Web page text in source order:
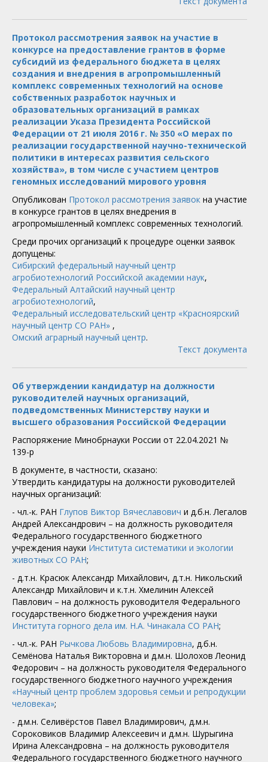
Протокол рассмотрения заявок на участие в
конкурсе на предоставление грантов в форме
субсидий из федерального бюджета в целях
создания и внедрения в агропромышленный
комплекс современных технологий на основе
собственных разработок научных и
образовательных организаций в рамках
реализации Указа Президента Российской
Федерации от 21 июля 2016 г. № 350 «О мерах по
реализации государственной научно-технической
политики в интересах развития сельского
хозяйства», в том числе с участием центров
геномных исследований мирового уровня
Опубликован Протокол рассмотрения заявок на участие
в конкурсе грантов в целях внедрения в
агропромышленный комплекс современных технологий.
Среди прочих организаций к процедуре оценки заявок
допущены:
Сибирский федеральный научный центр
агробиотехнологий Российской академии наук,
Федеральный Алтайский научный центр
агробиотехнологий,
Федеральный исследовательский центр «Красноярский
научный центр СО РАН» ,
Омский аграрный научный центр.
Текст документа
Об утверждении кандидатур на должности
руководителей научных организаций,
подведомственных Министерству науки и
высшего образования Российской Федерации
Распоряжение Минобрнауки России от 22.04.2021 №
139-р
В документе, в частности, сказано:
Утвердить кандидатуры на должности руководителей
научных организаций:
- чл.-к. РАН Глупов Виктор Вячеславович и д.б.н. Легалов
Андрей Александрович – на должность руководителя
Федерального государственного бюджетного
учреждения науки Института систематики и экологии
животных СО РАН;
- д.т.н. Красюк Александр Михайлович, д.т.н. Никольский
Александр Михайлович и к.т.н. Хмелинин Алексей
Павлович – на должность руководителя Федерального
государственного бюджетного учреждения науки
Института горного дела им. Н.А. Чинакала СО РАН;
- чл.-к. РАН Рычкова Любовь Владимировна, д.б.н.
Семёнова Наталья Викторовна и д.м.н. Шолохов Леонид
Федорович – на должность руководителя Федерального
государственного бюджетного научного учреждения
«Научный центр проблем здоровья семьи и репродукции
человека»;
- д.м.н. Селивёрстов Павел Владимирович, д.м.н.
Сороковиков Владимир Алексеевич и д.м.н. Шурыгина
Ирина Александровна – на должность руководителя
Федерального государственного бюджетного научного